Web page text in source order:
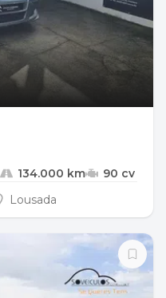
134.000 km
90 cv
Lousada